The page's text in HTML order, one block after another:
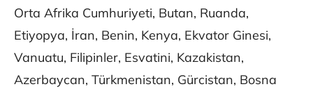
Orta Afrika Cumhuriyeti, Butan, Ruanda,
Etiyopya, İran, Benin, Kenya, Ekvator Ginesi,
Vanuatu, Filipinler, Esvatini, Kazakistan,
Azerbaycan, Türkmenistan, Gürcistan, Bosna